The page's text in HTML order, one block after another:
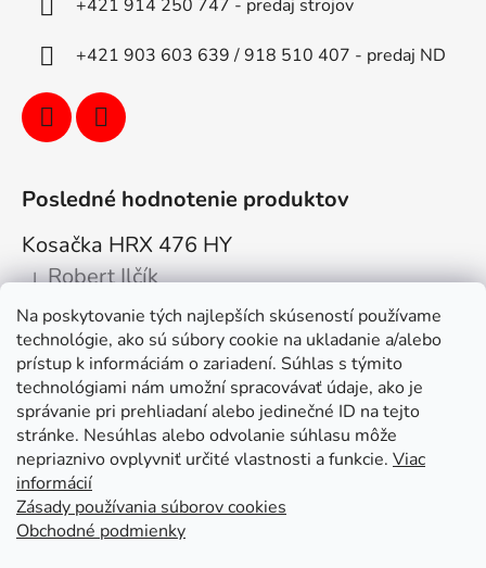
Na poskytovanie tých najlepších skúseností používame
technológie, ako sú súbory cookie na ukladanie a/alebo
prístup k informáciám o zariadení. Súhlas s týmito
technológiami nám umožní spracovávať údaje, ako je
správanie pri prehliadaní alebo jedinečné ID na tejto
stránke. Nesúhlas alebo odvolanie súhlasu môže
nepriaznivo ovplyvniť určité vlastnosti a funkcie. Viac
informácií
Zásady používania súborov cookies
Obchodné podmienky
+421 914 250 747 - predaj strojov
+421 903 603 639 / 918 510 407 - predaj ND
Posledné hodnotenie produktov
Kosačka HRX 476 HY
Hodnotenie produktu je 5 z 5 hviezdičiek.
| Robert Ilčík
Super. Odporúčam
Facebook
Kolex, s.r.o. - webstránka